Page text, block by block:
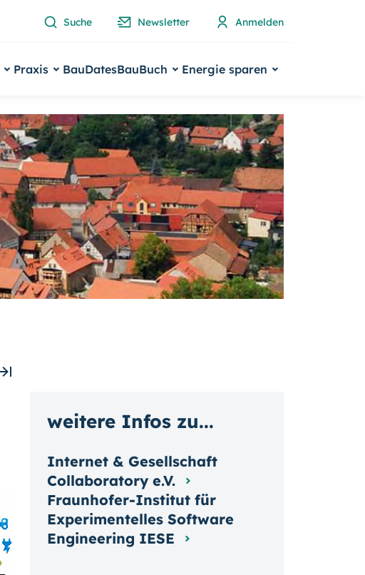
Suche Newsletter Anmelden
Praxis BauDatesBauBuch Energie sparen
weitere Infos zu...
Internet & Gesellschaft
Collaboratory e.V.
Fraunhofer-Institut für
Experimentelles Software
Engineering IESE